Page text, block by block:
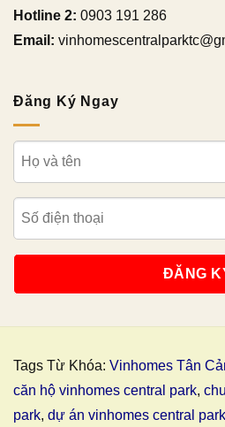
Hotline 2: 0903 191 286
Email:
Đăng Ký Ngay
Tags Từ Khóa: Vinhomes Tân
căn hộ vinhomes central park,
park, dự án vinhomes central park